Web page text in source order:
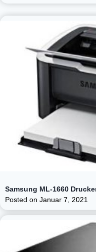
Samsung ML-1660
Posted on Januar 7, 2021